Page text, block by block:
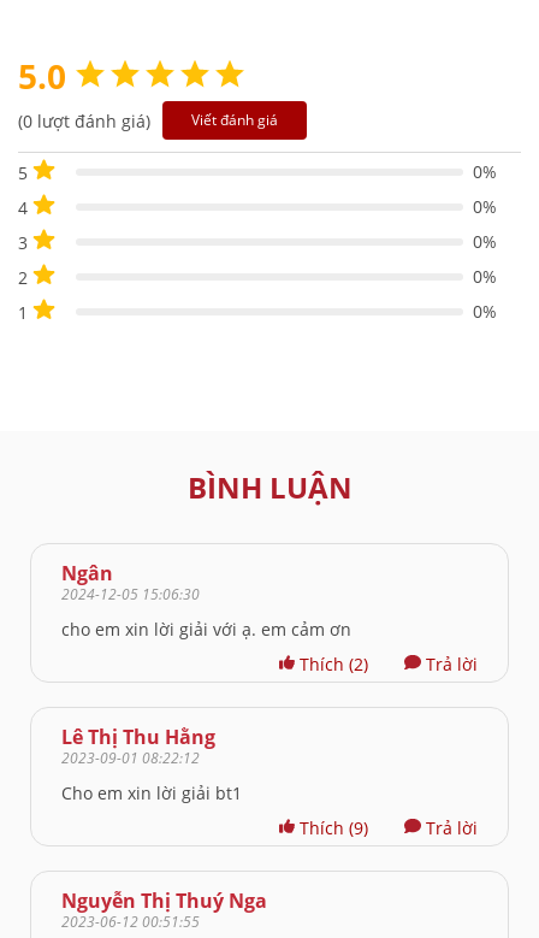
5.0
(0 lượt đánh giá) Viết đánh giá
5
0%
4
0%
3
0%
2
0%
1
0%
BÌNH LUẬN
Ngân
2024-12-05 15:06:30
cho em xin lời giải với ạ. em cảm ơn
Thích (2) Trả lời
Lê Thị Thu Hằng
2023-09-01 08:22:12
Cho em xin lời giải bt1
Thích (9) Trả lời
Nguyễn Thị Thuý Nga
2023-06-12 00:51:55